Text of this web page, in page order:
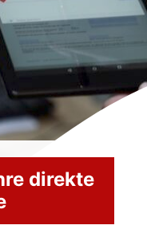
direkte